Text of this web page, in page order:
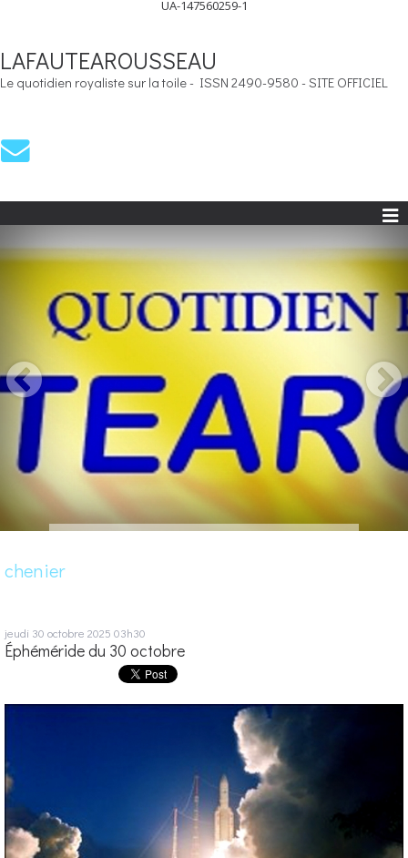
UA-147560259-1
LAFAUTEAROUSSEAU
Le quotidien royaliste sur la toile - ISSN 2490-9580 - SITE OFFICIEL
chenier
jeudi 30 octobre 2025 03h30
Éphéméride du 30 octobre